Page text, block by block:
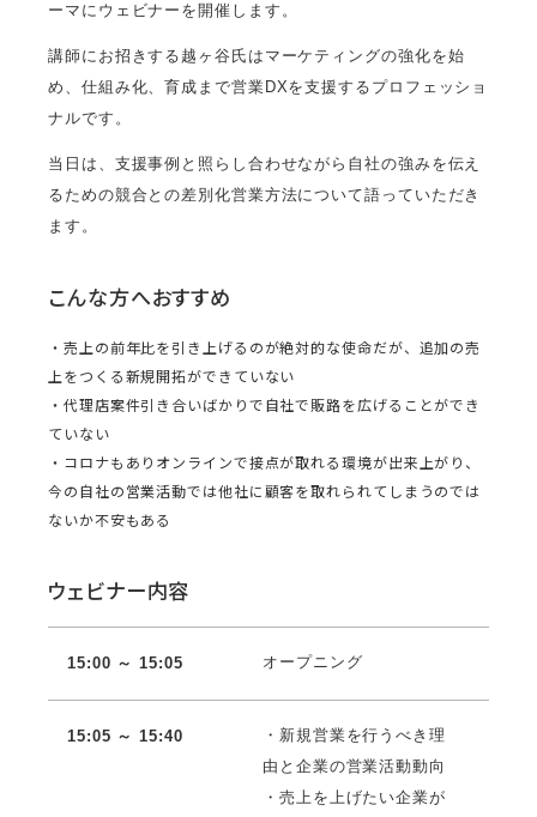
ーマにウェビナーを開催します。
講師にお招きする越ヶ谷氏はマーケティングの強化を始
め、仕組み化、育成まで営業DXを支援するプロフェッショ
ナルです。
当日は、支援事例と照らし合わせながら自社の強みを伝え
るための競合との差別化営業方法について語っていただき
ます。
こんな方へおすすめ
・売上の前年比を引き上げるのが絶対的な使命だが、追加の売
上をつくる新規開拓ができていない
・代理店案件引き合いばかりで自社で販路を広げることができ
ていない
・コロナもありオンラインで接点が取れる環境が出来上がり、
今の自社の営業活動では他社に顧客を取れられてしまうのでは
ないか不安もある
ウェビナー内容
15:00 ～ 15:05 オープニング
15:05 ～ 15:40
・新規営業を行うべき理
由と企業の営業活動動向
・売上を上げたい企業が